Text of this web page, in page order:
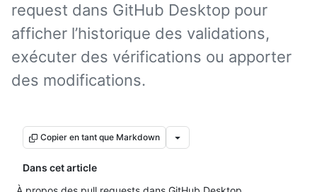
request dans GitHub Desktop pour
afficher l’historique des validations,
exécuter des vérifications ou apporter
des modifications.
Copier en tant que Markdown
Dans cet article